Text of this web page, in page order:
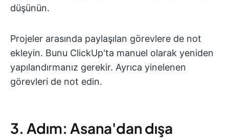
düşünün.
Projeler arasında paylaşılan görevlere de not
ekleyin. Bunu ClickUp'ta manuel olarak yeniden
yapılandırmanız gerekir. Ayrıca yinelenen
görevleri de not edin.
3. Adım: Asana'dan dışa